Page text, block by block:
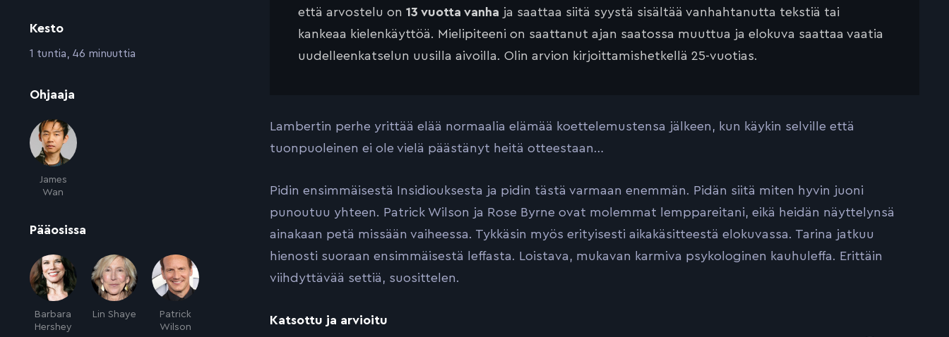
Kesto
:1 tuntia, 46 minuuttia
Ohjaaja
James
Wan
Pääosissa
Barbara
Hershey
Lin Shaye
Patrick
Wilson
että arvostelu on 13 vuotta vanha ja saattaa siitä syystä sisältää vanhahtanutta tekstiä tai
kankeaa kielenkäyttöä. Mielipiteeni on saattanut ajan saatossa muuttua ja elokuva saattaa vaatia
uudelleenkatselun uusilla aivoilla. Olin arvion kirjoittamishetkellä 25-vuotias.
Lambertin perhe yrittää elää normaalia elämää koettelemustensa jälkeen, kun käykin selville että
tuonpuoleinen ei ole vielä päästänyt heitä otteestaan…
Pidin ensimmäisestä Insidiouksesta ja pidin tästä varmaan enemmän. Pidän siitä miten hyvin juoni
punoutuu yhteen. Patrick Wilson ja Rose Byrne ovat molemmat lemppareitani, eikä heidän näyttelynsä
ainakaan petä missään vaiheessa. Tykkäsin myös erityisesti aikakäsitteestä elokuvassa. Tarina jatkuu
hienosti suoraan ensimmäisestä leffasta. Loistava, mukavan karmiva psykologinen kauhuleffa. Erittäin
viihdyttävää settiä, suosittelen.
Katsottu ja arvioitu